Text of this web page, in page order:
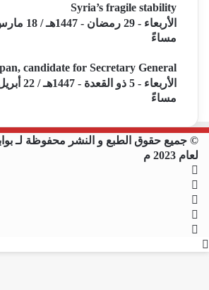
Syria’s fragile stability
مساءً
candidate for Secretary General
مساءً
© جميع حقوق الطبع و النشر محفوظة لـ
لعام 2023 م